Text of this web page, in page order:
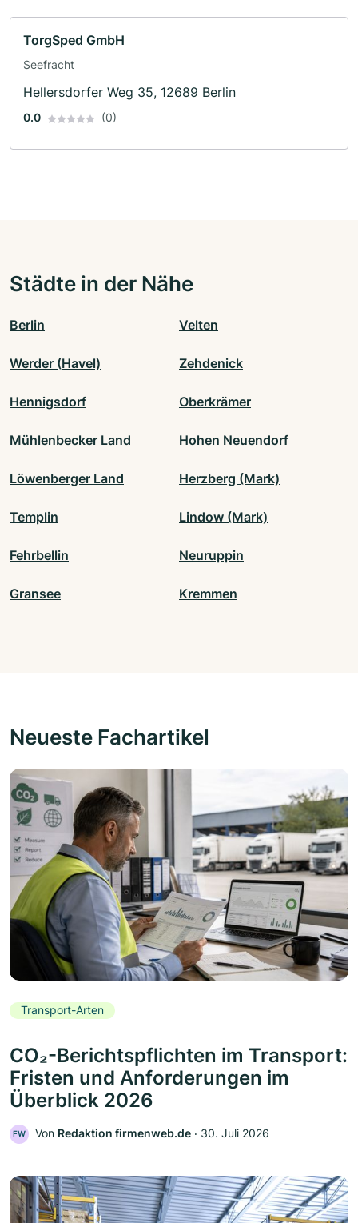
TorgSped GmbH
Seefracht
Hellersdorfer Weg 35, 12689 Berlin
0.0 (0)
Städte in der Nähe
Berlin Velten
Werder (Havel) Zehdenick
Hennigsdorf Oberkrämer
Mühlenbecker Land Hohen Neuendorf
Löwenberger Land Herzberg (Mark)
Templin Lindow (Mark)
Fehrbellin Neuruppin
Gransee Kremmen
Neueste Fachartikel
Transport-Arten
CO₂-Berichtspflichten im Transport:
Fristen und Anforderungen im
Überblick 2026
FW Von Redaktion firmenweb.de ‧ 30. Juli 2026